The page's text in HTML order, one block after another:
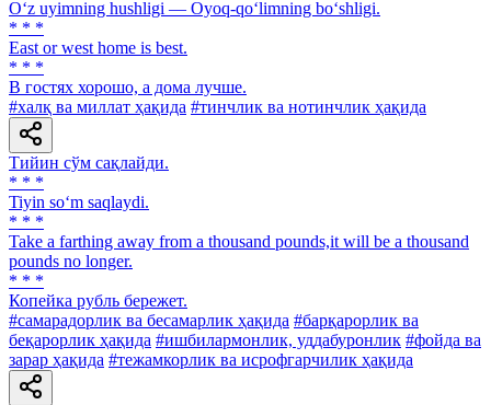
O‘z uyimning hushligi — Oyoq-qo‘limning bo‘shligi.
* * *
East or west home is best.
* * *
В гостях хорошо, а дома лучше.
#халқ ва миллат ҳақида #тинчлик ва нотинчлик ҳақида
Тийин сўм сақлайди.
* * *
Tiyin so‘m saqlaydi.
* * *
Take a farthing away from a thousand pounds,it will be a thousand
pounds no longer.
* * *
Копейка рубль бережет.
#самарадорлик ва бесамарлик ҳақида #барқарорлик ва
беқарорлик ҳақида #ишбилармонлик, уддабуронлик #фойда ва
зарар ҳақида #тежамкорлик ва исрофгарчилик ҳақида